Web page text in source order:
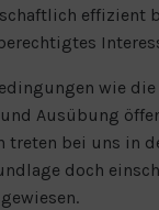
effizient
wie
Ausübung
treten bei uns in
doch